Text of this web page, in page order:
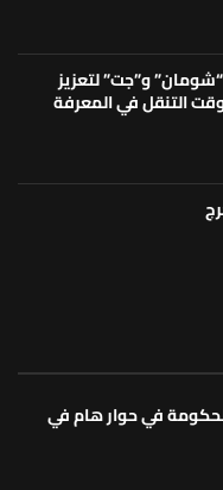
و”جت” لتعزيز
التنقل في المعرفة
في حوار هام في